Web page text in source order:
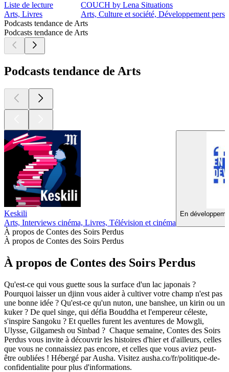
Liste de lecture
Arts, Livres
COUCH by Lena Situations
Arts, Culture et société, Développement
Podcasts tendance de Arts
Podcasts tendance de Arts
Podcasts tendance de Arts
Keskili
Arts, Interviews cinéma, Livres, Télévision et cinéma
En
À propos de Contes des Soirs Perdus
À propos de Contes des Soirs Perdus
À propos de Contes des Soirs Perdus
Qu'est-ce qui vous guette sous la surface d'un lac japonais ?
Pourquoi laisser un djinn vous aider à cultiver votre champ n'est pas
une bonne idée ? Qu'est-ce qu'un nuton, une banshee, un kirin ou un
kuker ? De quel singe, qui défia Bouddha et l'empereur céleste,
s'inspire Sangoku ? Et quelles furent les aventures de Mowgli,
Ulysse, Gilgamesh ou Sinbad ? Chaque semaine, Contes des Soirs
Perdus vous invite à découvrir les histoires d'hier et d'ailleurs, celles
que vous ne connaissiez pas encore, et celles que vous aviez peut-
être oubliées ! Hébergé par Ausha. Visitez ausha.co/fr/politique-de-
confidentialite pour plus d'informations.